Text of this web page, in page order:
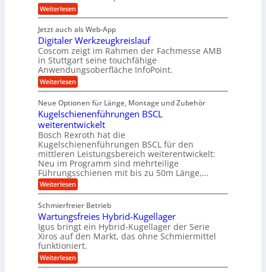
t
i
e
b
e
f
ü
r
r
a
u
e
U
m
g
e
b
u
n
g
e
n
f
t
r
a
g
s
e
i
g
a
n
g
w
e
n
i
g
e
r
S
t
e
l
l
e
n
e
n
e
t
r
i
e
b
e
f
r
p
r
ä
z
i
s
e
H
u
b
e
w
e
g
u
n
g
e
Weiterlesen:
P
ä
z
i
s
i
o
n
f
r
A
u
t
o
m
o
t
i
v
e
n
d
M
a
s
c
h
i
Jetzt auch als Web-App
Digitaler Werkzeugkreislauf
Coscom zeigt im Rahmen der Fachmesse AMB
in Stuttgart seine touchfähige
Anwendungsoberfläche InfoPoint.
Weiterlesen:
D
g
i
t
a
l
e
r
W
e
r
k
z
e
u
g
k
r
e
i
s
Neue Optionen für Länge, Montage und Zubehör
Kugelschienenführungen BSCL
weiterentwickelt
Bosch Rexroth hat die
Kugelschienenführungen BSCL für den
mittleren Leistungsbereich weiterentwickelt:
Neu im Programm sind mehrteilige
Führungsschienen mit bis zu 50m Länge,…
Weiterlesen:
K
g
e
l
s
c
h
i
e
Schmierfreier Betrieb
Wartungsfreies Hybrid-Kugellager
Igus bringt ein Hybrid-Kugellager der Serie
Xiros auf den Markt, das ohne Schmiermittel
funktioniert.
Weiterlesen:
W